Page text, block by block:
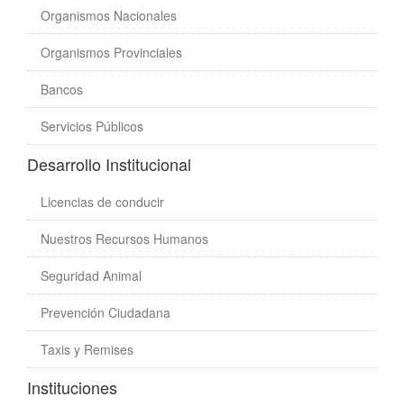
Organismos Nacionales
Organismos Provinciales
Bancos
Servicios Públicos
Desarrollo Institucional
Licencias de conducir
Nuestros Recursos Humanos
Seguridad Animal
Prevención Ciudadana
Taxis y Remises
Instituciones